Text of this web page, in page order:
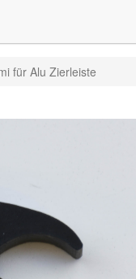
für Alu Zierleiste